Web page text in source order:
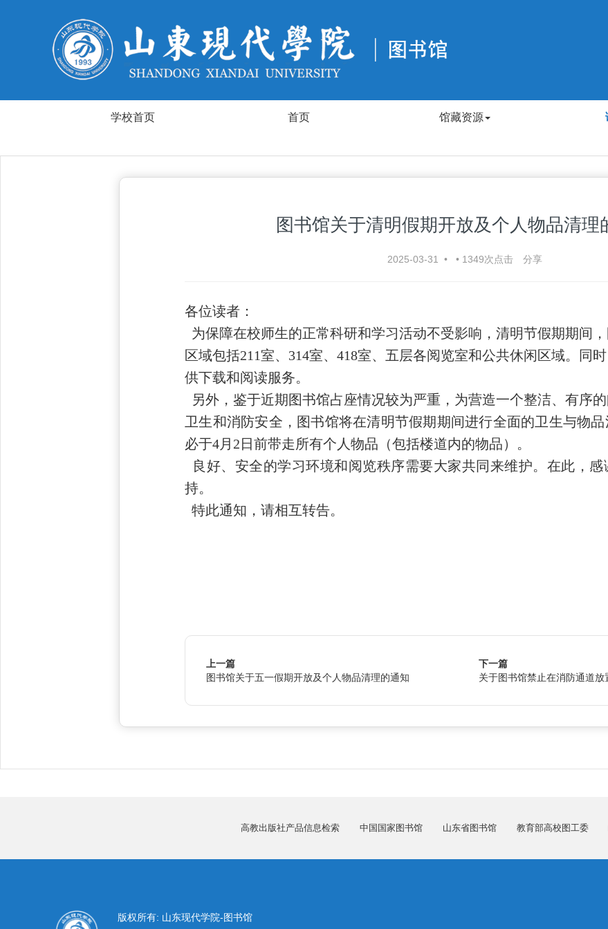
学校首页 首页 馆藏资源
图书馆关于清明假期开放及个人物品清理
2025-03-31 • • 1349次点击 分享
各位读者：
为保障在校师生的正常科研和学习活动不受影响，清明节假期期间
区域包括211室、314室、418室、五层各阅览室和公共休闲区域。同
供下载和阅读服务。
另外，鉴于近期图书馆占座情况较为严重，为营造一个整洁、有序
卫生和消防安全，图书馆将在清明节假期期间进行全面的卫生与物
必于4月2日前带走所有个人物品（包括楼道内的物品）。
良好、安全的学习环境和阅览秩序需要大家共同来维护。在此，
持。
特此通知，请相互转告。
图书
上一篇
图书馆关于五一假期开放及个人物品清理的通知
下一篇
关于图书馆禁止在消防通道放
高教出版社产品信息检索 中国国家图书馆 山东省图书馆 教育部高校图工委
版权所有: 山东现代学院-图书馆